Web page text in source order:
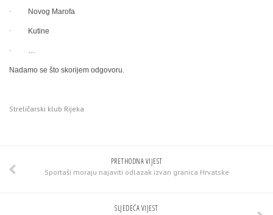
· Novog Marofa
· Kutine
· …
Nadamo se što skorijem odgovoru.
Streličarski klub Rijeka
PRETHODNA VIJEST
Sportaši moraju najaviti odlazak izvan granica Hrvatske
SLJEDEĆA VIJEST